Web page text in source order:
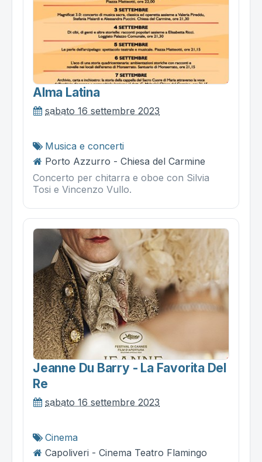
Alma Latina
sabato 16 settembre 2023
Musica e concerti
Porto Azzurro - Chiesa del Carmine
Concerto per chitarra e oboe con Silvia
Tosi e Vincenzo Vullo.
Jeanne Du Barry - La Favorita Del
Re
sabato 16 settembre 2023
Cinema
Capoliveri - Cinema Teatro Flamingo